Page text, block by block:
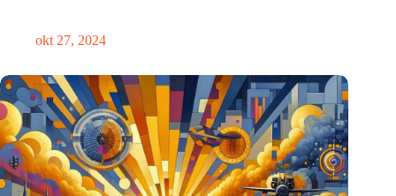
okt 27, 2024